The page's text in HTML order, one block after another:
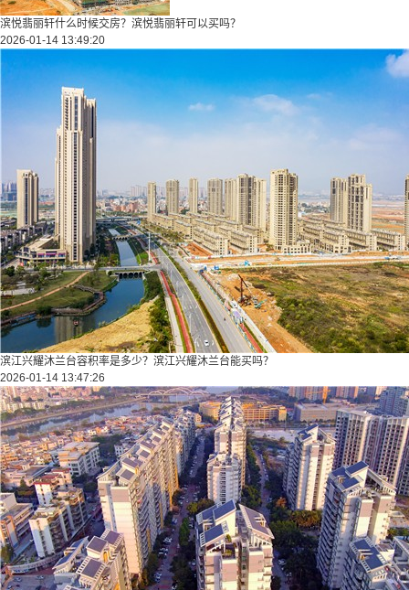
滨悦翡丽轩什么时候交房？滨悦翡丽轩可以买吗？
2026-01-14 13:49:20
滨江兴耀沐兰台容积率是多少？滨江兴耀沐兰台能买吗？
2026-01-14 13:47:26